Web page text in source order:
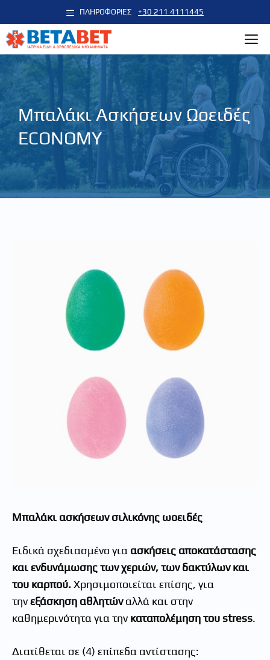
σε
περιεχόμενο
+30 211 4111445
ΠΛΗΡΟΦΟΡΙΕΣ
Μπαλάκι Ασκήσεων Ωοειδές
ECONOMY
Μπαλάκι ασκήσεων σιλικόνης ωοειδές
Ειδικά σχεδιασμένο για ασκήσεις αποκατάστασης
και ενδυνάμωσης των χεριών, των δακτύλων και
του καρπού.Χρησιμοποιείται επίσης, για
τηνεξάσκηση αθλητώναλλά και στην
καθημερινότητα για την καταπολέμηση του stress.
Διατίθεται σε (4) επίπεδα αντίστασης: